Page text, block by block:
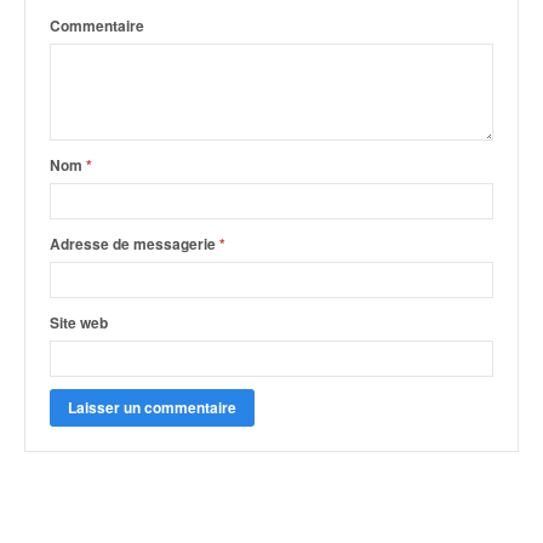
Commentaire
Nom *
Adresse de messagerie*
Site web